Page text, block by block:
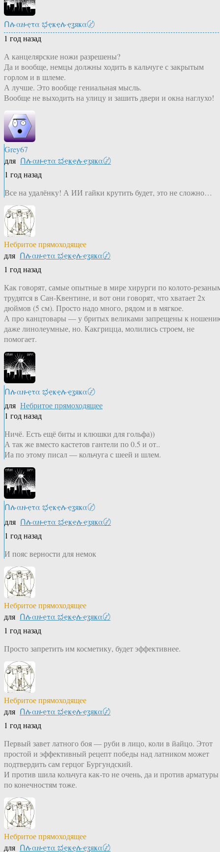
Ոሉαዙҿτα ಭҿҝҿሉҿʓяҝα〄
1 год назад
А канцелярские ножи разрешены?
Да и вообще, немцы должны ходить в кальчуге с закрытым
горлом и в шлеме.
А лучше. Это вообще гениальная мысль.
Вообще не выходить на улицу и зашить двери и окна наглухо!
Grey67
для Ոሉαዙҿτα ಭҿҝҿሉҿʓяҝα〄
1 год назад
Все на удалёнку! А ИИ гайки крутить будет, это не сложно…
Небритое прямоходящее
для Ոሉαዙҿτα ಭҿҝҿሉҿʓяҝα〄
1 год назад
Как говорят, самые опытные в мире хирурги по колото-
трудятся в Сан-Квентине, и вот они говорят, что хватает 2х
дюймов (5 см). Просто надо много, рядом и в мягкое.
А про канцтовары — у бритых великами запрещены к
даже линолеумные, но. Какгрицца, молились строем, не
помогает.
Ոሉαዙҿτα ಭҿҝҿሉҿʓяҝα〄
для Небритое прямоходящее
1 год назад
Ничё. Есть ещё биты и клюшки для гольфа))
А так же вместо кастетов гантели по 0.5 и от..
Иа по этому писал — кольчуга с шеей и шлем.
Ոሉαዙҿτα ಭҿҝҿሉҿʓяҝα〄
для Ոሉαዙҿτα ಭҿҝҿሉҿʓяҝα〄
1 год назад
И пояс верности для немок
Небритое прямоходящее
для Ոሉαዙҿτα ಭҿҝҿሉҿʓяҝα〄
1 год назад
Просто запретить им косметику, будет эффективнее.
Небритое прямоходящее
для Ոሉαዙҿτα ಭҿҝҿሉҿʓяҝα〄
1 год назад
Первый завет латного боя — руби в лицо, коли в йайцо. Этот
простой и эффективный рецепт победы над латником может
подтвердить сам герцог Бургундский.
И против шила кольчуга как-то не очень, да и против арматуры
по конечностям тоже.
Небритое прямоходящее
для Ոሉαዙҿτα ಭҿҝҿሉҿʓяҝα〄